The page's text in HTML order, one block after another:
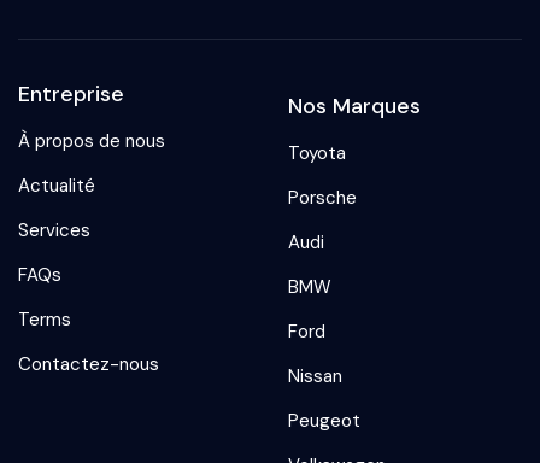
Entreprise
À propos de nous
Actualité
Services
FAQs
Terms
Contactez-nous
Nos Marques
Toyota
Porsche
Audi
BMW
Ford
Nissan
Peugeot